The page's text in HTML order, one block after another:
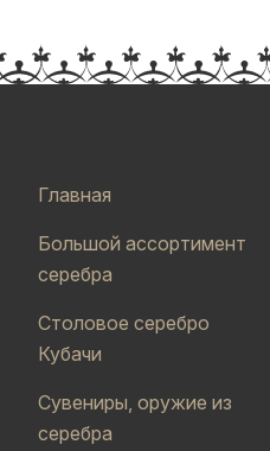
Главная
Большой ассортимент
серебра
Столовое серебро
Кубачи
Сувениры, оружие из
серебра